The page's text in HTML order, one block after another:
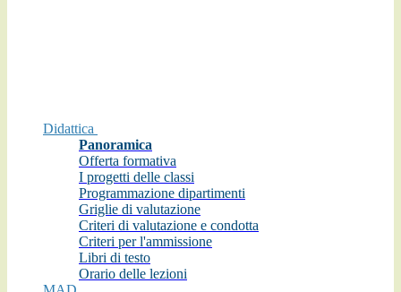
Didattica
Panoramica
Offerta formativa
I progetti delle classi
Programmazione dipartimenti
Griglie di valutazione
Criteri di valutazione e condotta
Criteri per l'ammissione
Libri di testo
Orario delle lezioni